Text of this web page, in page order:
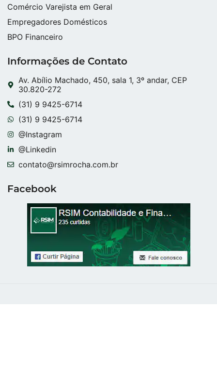
Comércio Varejista em Geral
Empregadores Domésticos
BPO Financeiro
Informações de Contato
Av. Abílio Machado, 450, sala 1, 3º andar, CEP
30.820-272
(31) 9 9425-6714
(31) 9 9425-6714
@Instagram
@Linkedin
contato@rsimrocha.com.br
Facebook